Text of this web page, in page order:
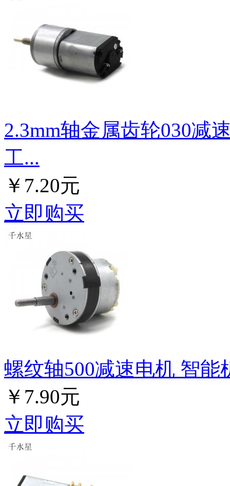
2.3mm轴金属齿轮030减
工...
￥7.20元
立即购买
螺纹轴500减速电机 智能
￥7.90元
立即购买